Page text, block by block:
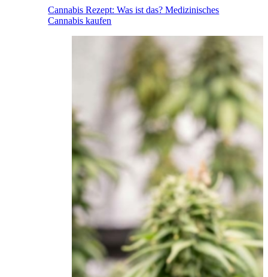
Cannabis Rezept: Was ist das? Medizinisches
Cannabis kaufen